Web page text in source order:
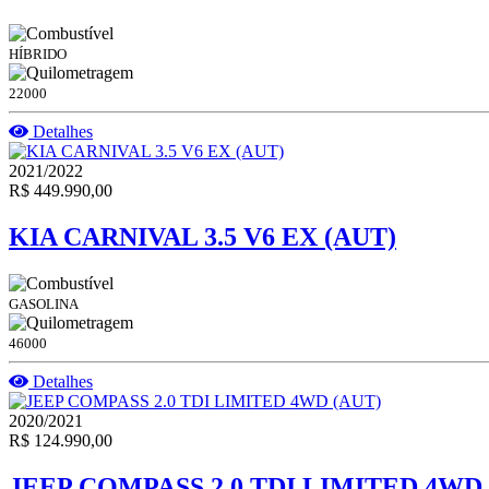
HÍBRIDO
22000
Detalhes
2021/2022
R$ 449.990,00
KIA CARNIVAL 3.5 V6 EX (AUT)
GASOLINA
46000
Detalhes
2020/2021
R$ 124.990,00